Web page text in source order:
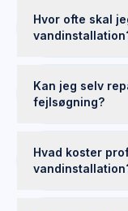
Hvor ofte skal
Kan jeg selv
fejlsøgning?
Hvad koster